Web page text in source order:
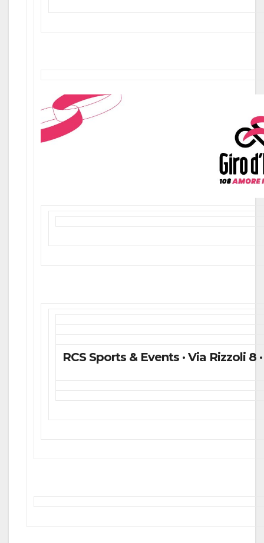
RCS Sports & Events · Via Rizzoli 8